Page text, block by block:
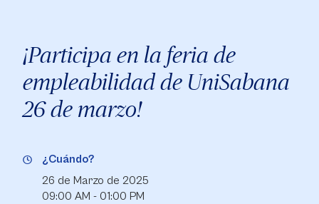
¡Participa en la feria de
empleabilidad de UniSabana
26 de marzo!
¿Cuándo?
26 de Marzo de 2025
09:00 AM - 01:00 PM